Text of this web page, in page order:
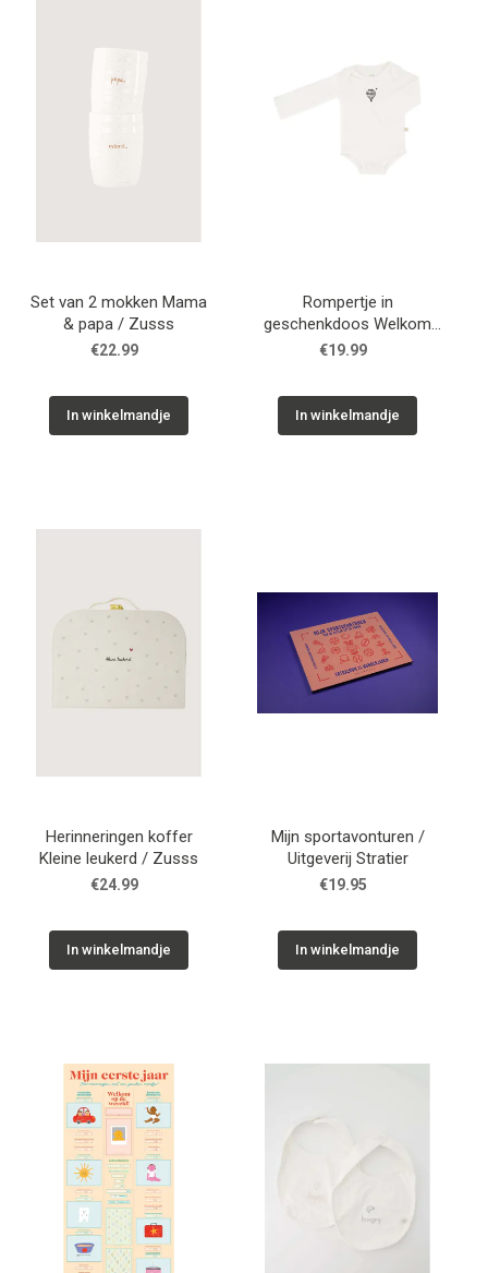
FOOD
GREEN LIVING
KIDS
Set van 2 mokken Mama
& papa / Zusss
€22.99
In winkelmandje
Rompertje in
geschenkdoos Welkom
kleine leukerd / Zusss
€19.99
In winkelmandje
Herinneringen koffer
Kleine leukerd / Zusss
€24.99
In winkelmandje
Mijn sportavonturen /
Uitgeverij Stratier
€19.95
In winkelmandje